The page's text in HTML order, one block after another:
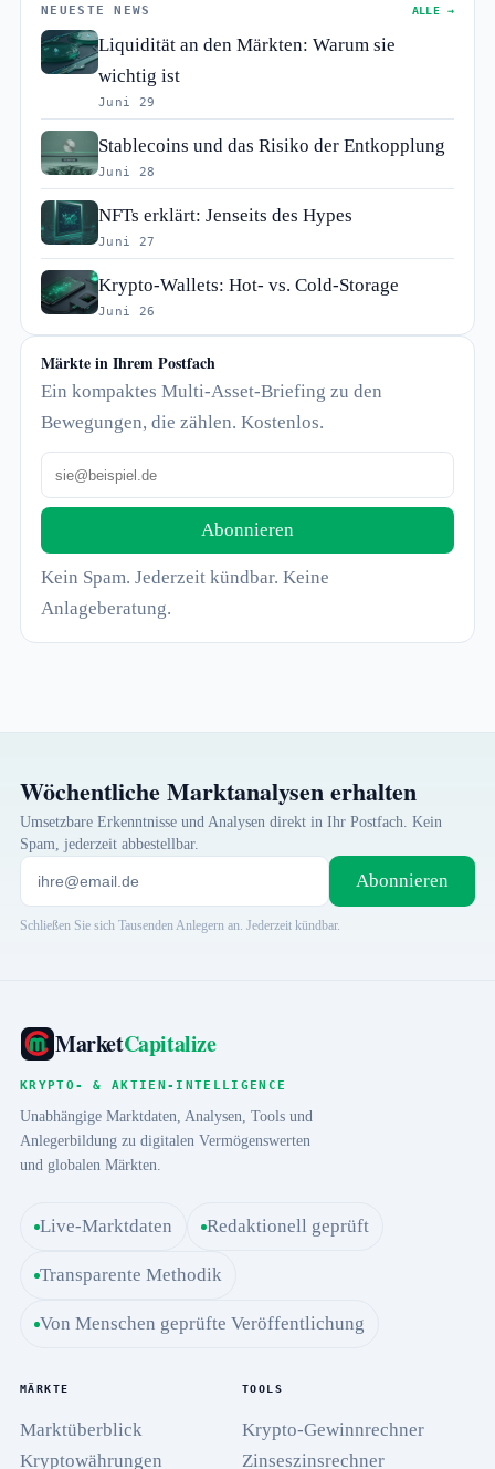
NEUESTE NEWS ALLE →
Liquidität an den Märkten: Warum sie
wichtig ist
Juni 29
Stablecoins und das Risiko der Entkopplung
Juni 28
NFTs erklärt: Jenseits des Hypes
Juni 27
Krypto-Wallets: Hot- vs. Cold-Storage
Juni 26
Märkte in Ihrem Postfach
Ein kompaktes Multi-Asset-Briefing zu den
Bewegungen, die zählen. Kostenlos.
Abonnieren
Kein Spam. Jederzeit kündbar. Keine
Anlageberatung.
Wöchentliche Marktanalysen erhalten
Umsetzbare Erkenntnisse und Analysen direkt in Ihr Postfach. Kein
Spam, jederzeit abbestellbar.
Abonnieren
Schließen Sie sich Tausenden Anlegern an. Jederzeit kündbar.
MarketCapitalize
KRYPTO- & AKTIEN-INTELLIGENCE
Unabhängige Marktdaten, Analysen, Tools und
Anlegerbildung zu digitalen Vermögenswerten
und globalen Märkten.
Live-Marktdaten Redaktionell geprüft
Transparente Methodik
Von Menschen geprüfte Veröffentlichung
MÄRKTE
Marktüberblick
Kryptowährungen
TOOLS
Krypto-Gewinnrechner
Zinseszinsrechner